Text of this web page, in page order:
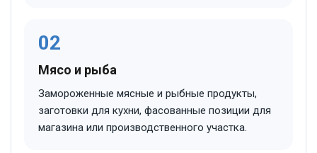
02
Мясо и рыба
Замороженные мясные и рыбные продукты,
заготовки для кухни, фасованные позиции для
магазина или производственного участка.